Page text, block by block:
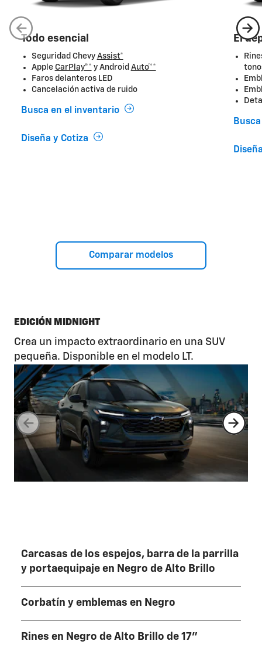
Todo esencial
Seguridad Chevy Assist*
Apple CarPlay®* y Android Auto™*
Faros delanteros LED
Cancelación activa de ruido
Busca en el inventario
Diseña y Cotiza
El
Comparar modelos
EDICIÓN MIDNIGHT
Crea un impacto extraordinario en una SUV
pequeña. Disponible en el modelo LT.
1/4
Carcasas de los espejos, barra de la parrilla
y portaequipaje en Negro de Alto Brillo
Corbatín y emblemas en Negro
Rines en Negro de Alto Brillo de 17"